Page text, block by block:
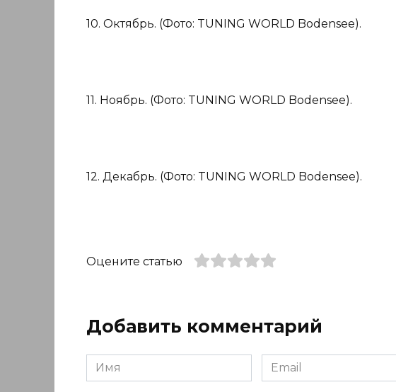
10. Октябрь. (Фото: TUNING WORLD Bodensee).
11. Ноябрь. (Фото: TUNING WORLD Bodensee).
12. Декабрь. (Фото: TUNING WORLD Bodensee).
Оцените статью
Добавить комментарий
Имя
*
Email
*